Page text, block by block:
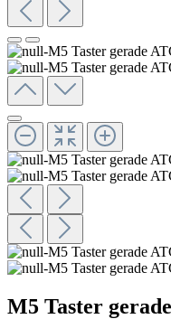
M5 Taster gerade